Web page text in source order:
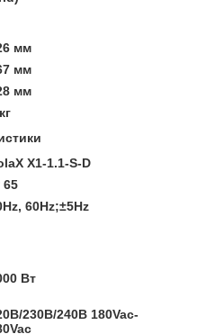
мм
мм
мм
X1-1.1-S-D
65
60Hz;±5Hz
Вт
230В/240В 180Vac-